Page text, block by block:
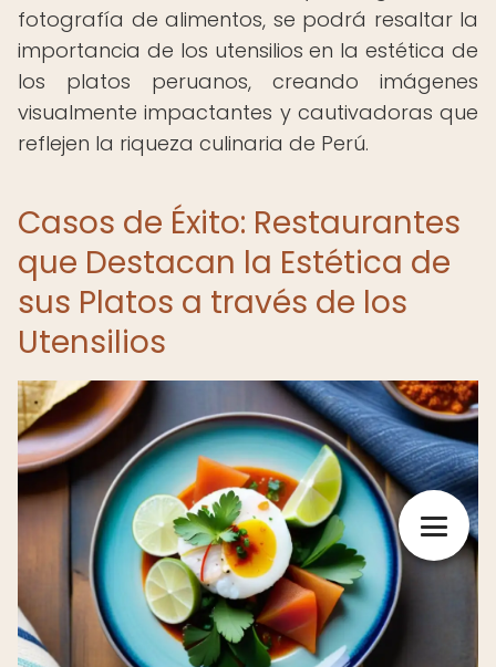
fotografía de alimentos, se podrá resaltar la
importancia de los utensilios en la estética de
los platos peruanos, creando imágenes
visualmente impactantes y cautivadoras que
reflejen la riqueza culinaria de Perú.
Casos de Éxito: Restaurantes
que Destacan la Estética de
sus Platos a través de los
Utensilios